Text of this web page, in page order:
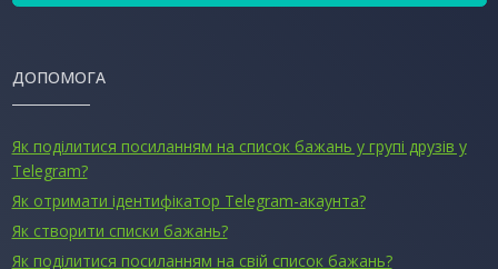
ДОПОМОГА
Як поділитися посиланням на список бажань у групі друзів у
Telegram?
Як отримати ідентифікатор Telegram-акаунта?
Як створити списки бажань?
Як поділитися посиланням на свій список бажань?